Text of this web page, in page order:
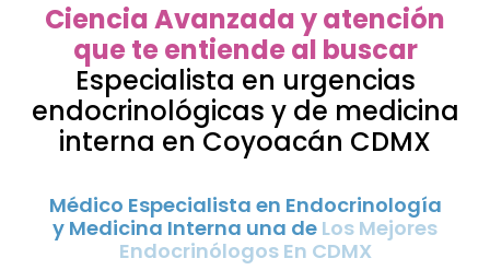
Ciencia Avanzada y atención
que te entiende al buscar
Especialista en urgencias
endocrinológicas y de medicina
interna en Coyoacán CDMX
Médico Especialista en Endocrinología
y Medicina Interna una de Los Mejores
Endocrinólogos En CDMX